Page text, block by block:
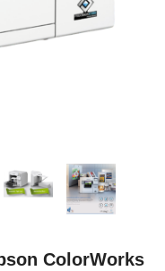
ColorWorks